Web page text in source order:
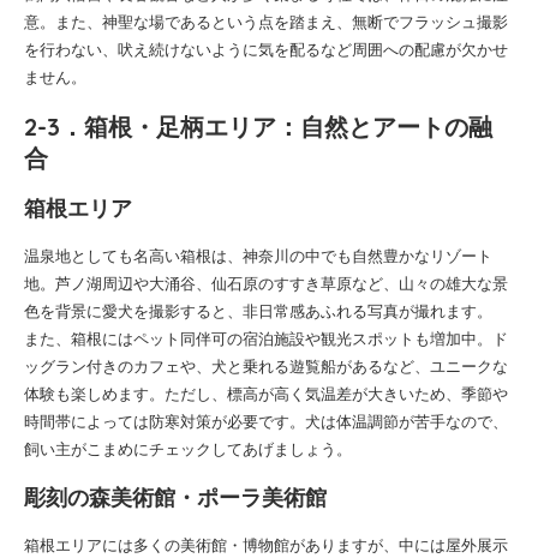
意。また、神聖な場であるという点を踏まえ、無断でフラッシュ撮影
を行わない、吠え続けないように気を配るなど周囲への配慮が欠かせ
ません。
2-3．箱根・足柄エリア：自然とアートの融
合
箱根エリア
温泉地としても名高い箱根は、神奈川の中でも自然豊かなリゾート
地。芦ノ湖周辺や大涌谷、仙石原のすすき草原など、山々の雄大な景
色を背景に愛犬を撮影すると、非日常感あふれる写真が撮れます。
また、箱根にはペット同伴可の宿泊施設や観光スポットも増加中。ド
ッグラン付きのカフェや、犬と乗れる遊覧船があるなど、ユニークな
体験も楽しめます。ただし、標高が高く気温差が大きいため、季節や
時間帯によっては防寒対策が必要です。犬は体温調節が苦手なので、
飼い主がこまめにチェックしてあげましょう。
彫刻の森美術館・ポーラ美術館
箱根エリアには多くの美術館・博物館がありますが、中には屋外展示